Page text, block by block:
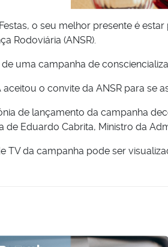
o seu melhor presente é
Rodoviária (ANSR).
de uma campanha de
aceitou o convite da ANSR para se
de lançamento da campanha
de Eduardo Cabrita, Ministro da
TV da campanha pode ser